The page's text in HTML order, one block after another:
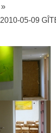
»
2010-05-09